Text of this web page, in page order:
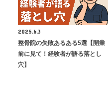
2025.6.3
整骨院の失敗あるある5選【開業
前に見て！経験者が語る落とし
穴】